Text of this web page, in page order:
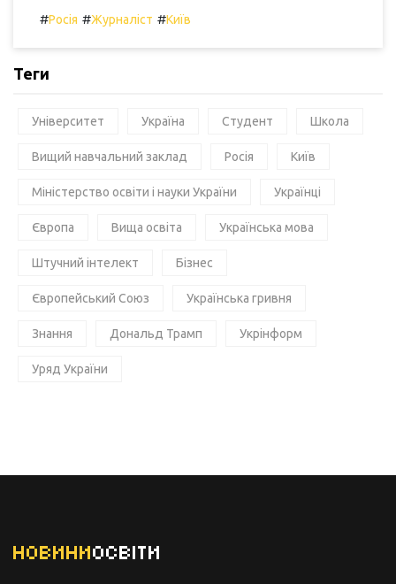
#Росія #Журналіст #Київ
Теги
Університет Україна Студент Школа
Вищий навчальний заклад Росія Київ
Міністерство освіти і науки України Українці
Європа Вища освіта Українська мова
Штучний інтелект Бізнес
Європейський Союз Українська гривня
Знання Дональд Трамп Укрінформ
Уряд України
НОВИНИОСВІТИ